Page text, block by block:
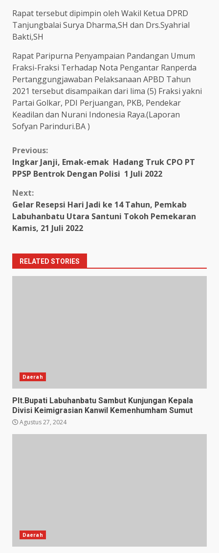
Rapat tersebut dipimpin oleh Wakil Ketua DPRD
Tanjungbalai Surya Dharma,SH dan Drs.Syahrial
Bakti,SH
Rapat Paripurna Penyampaian Pandangan Umum
Fraksi-Fraksi Terhadap Nota Pengantar Ranperda
Pertanggungjawaban Pelaksanaan APBD Tahun
2021 tersebut disampaikan dari lima (5) Fraksi yakni
Partai Golkar, PDI Perjuangan, PKB, Pendekar
Keadilan dan Nurani Indonesia Raya.(Laporan
Sofyan Parinduri.BA )
Continue
Reading
Previous:
Ingkar Janji, Emak-emak Hadang Truk CPO PT
PPSP Bentrok Dengan Polisi 1 Juli 2022
Next:
Gelar Resepsi Hari Jadi ke 14 Tahun, Pemkab
Labuhanbatu Utara Santuni Tokoh Pemekaran
Kamis, 21 Juli 2022
RELATED STORIES
Daerah
Plt.Bupati Labuhanbatu Sambut Kunjungan Kepala
Divisi Keimigrasian Kanwil Kemenhumham Sumut
Agustus 27, 2024
Daerah